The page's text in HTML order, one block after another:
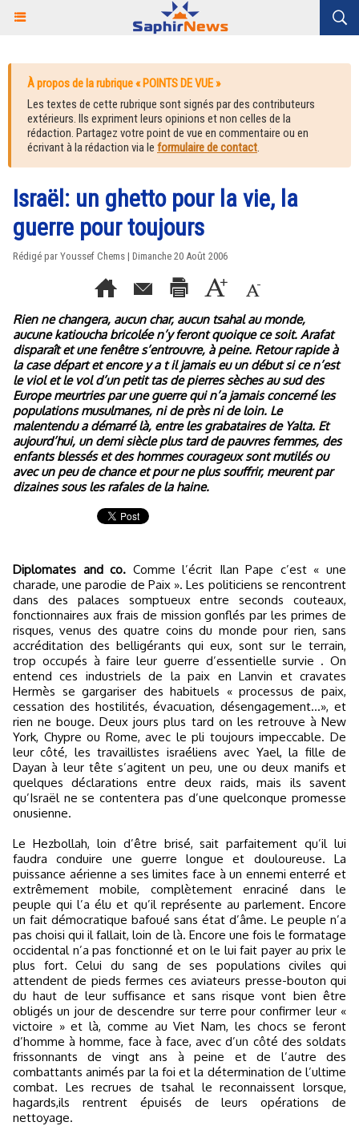
À propos de la rubrique « POINTS DE VUE »
Les textes de cette rubrique sont signés par des contributeurs
extérieurs. Ils expriment leurs opinions et non celles de la
rédaction. Partagez votre point de vue en commentaire ou en
écrivant à la rédaction via le formulaire de contact.
Israël: un ghetto pour la vie, la
guerre pour toujours
Rédigé par Youssef Chems | Dimanche 20 Août 2006
Rien ne changera, aucun char, aucun tsahal au monde,
aucune katioucha bricolée n’y feront quoique ce soit. Arafat
disparaît et une fenêtre s’entrouvre, à peine. Retour rapide à
la case départ et encore y a t il jamais eu un début si ce n’est
le viol et le vol d’un petit tas de pierres sèches au sud des
Europe meurtries par une guerre qui n’a jamais concerné les
populations musulmanes, ni de près ni de loin. Le
malentendu a démarré là, entre les grabataires de Yalta. Et
aujourd’hui, un demi siècle plus tard de pauvres femmes, des
enfants blessés et des hommes courageux sont mutilés ou
avec un peu de chance et pour ne plus souffrir, meurent par
dizaines sous les rafales de la haine.
Diplomates and co. Comme l’écrit Ilan Pape c’est « une
charade, une parodie de Paix ». Les politiciens se rencontrent
dans des palaces somptueux entre seconds couteaux,
fonctionnaires aux frais de mission gonflés par les primes de
risques, venus des quatre coins du monde pour rien, sans
accréditation des belligérants qui eux, sont sur le terrain,
trop occupés à faire leur guerre d’essentielle survie . On
entend ces industriels de la paix en Lanvin et cravates
Hermès se gargariser des habituels « processus de paix,
cessation des hostilités, évacuation, désengagement…», et
rien ne bouge. Deux jours plus tard on les retrouve à New
York, Chypre ou Rome, avec le pli toujours impeccable. De
leur côté, les travaillistes israéliens avec Yael, la fille de
Dayan à leur tête s’agitent un peu, une ou deux manifs et
quelques déclarations entre deux raids, mais ils savent
qu’Israël ne se contentera pas d’une quelconque promesse
onusienne.
Le Hezbollah, loin d’être brisé, sait parfaitement qu’il lui
faudra conduire une guerre longue et douloureuse. La
puissance aérienne a ses limites face à un ennemi enterré et
extrêmement mobile, complètement enraciné dans le
peuple qui l’a élu et qu’il représente au parlement. Encore
un fait démocratique bafoué sans état d’âme. Le peuple n’a
pas choisi qui il fallait, loin de là. Encore une fois le formatage
occidental n’a pas fonctionné et on le lui fait payer au prix le
plus fort. Celui du sang de ses populations civiles qui
attendent de pieds fermes ces aviateurs presse-bouton qui
du haut de leur suffisance et sans risque vont bien être
obligés un jour de descendre sur terre pour confirmer leur «
victoire » et là, comme au Viet Nam, les chocs se feront
d’homme à homme, face à face, avec d’un côté des soldats
frissonnants de vingt ans à peine et de l’autre des
combattants animés par la foi et la détermination de l’ultime
combat. Les recrues de tsahal le reconnaissent lorsque,
hagards,ils rentrent épuisés de leurs opérations de
nettoyage.